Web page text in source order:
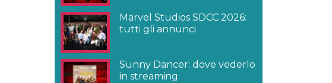
Marvel Studios SDCC 2026:
tutti gli annunci
Sunny Dancer: dove vederlo
in streaming